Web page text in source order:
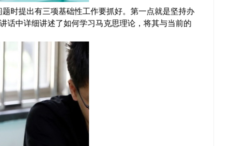
时提出有三项基础性工作要抓好。第一点就是坚持办
话中详细讲述了如何学习马克思理论，将其与当前的